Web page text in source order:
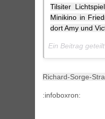
Tilsiter
Minikino in
dort Amy und
Ein Beitrag
Richard-Sorge-
:infoboxron: